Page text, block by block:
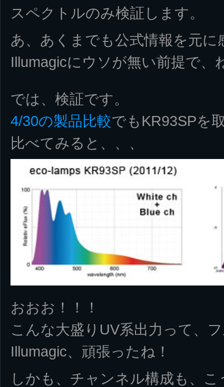
スペクトルのみ検証します。
あ、あくまでも公式情報を元
Illumagicにウソが無い前提で、
では、検証です。
4/30の製品比較でもKR93SPを
比べてみると、、、
おおお！！！
こんな大盛りUV系出力って、
Illumagic、頑張ったね！
しかも、チャンネル構成も、